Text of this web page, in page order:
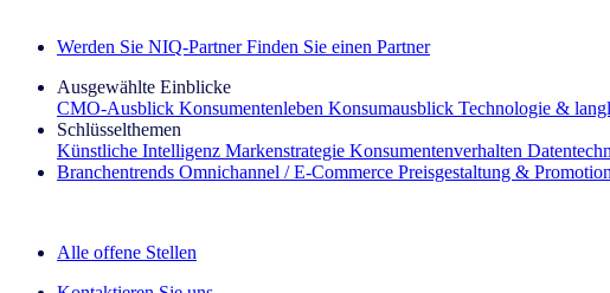
Werden Sie NIQ-Partner Finden Sie einen Partner
Ausgewählte Einblicke
CMO‑Ausblick Konsumentenleben Konsumausblick Technologie &
Schlüsselthemen
Künstliche Intelligenz Markenstrategie Konsumentenverhalten
Branchentrends Omnichannel / E‑Commerce Preisgestaltung & Promotion
Alle offene Stellen